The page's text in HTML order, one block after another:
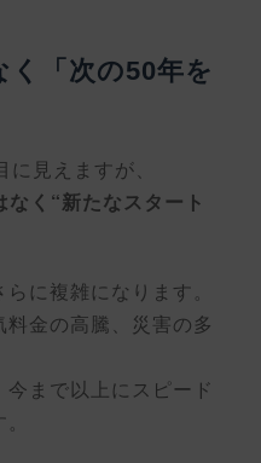
く「次の50年を
見えますが、
なく“新たなスタート
に複雑になります。
金の高騰、災害の多
まで以上にスピード